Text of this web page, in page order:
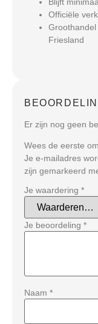
Officiële
Groothandel
Friesland
Er zijn nog geen
Wees de eerste
Je e-mailadres
zijn gemarkeerd
Je waardering *
Je beoordeling *
Naam *